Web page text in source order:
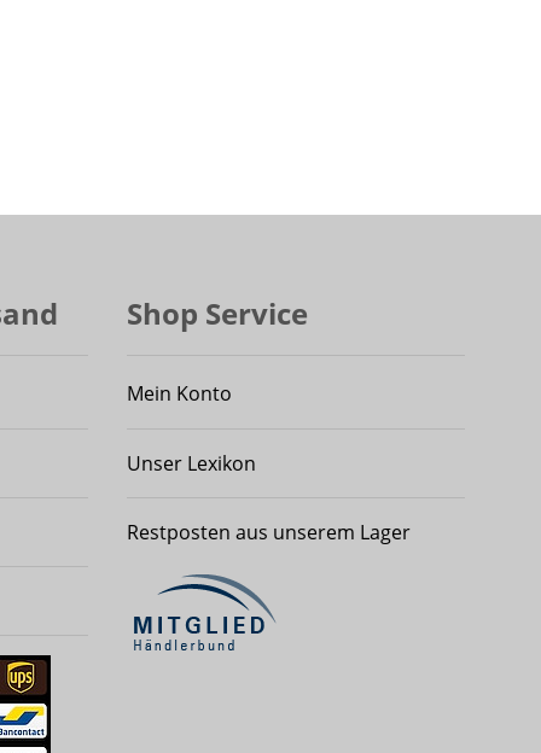
Shop Service
Mein Konto
Unser Lexikon
Restposten aus unserem Lager